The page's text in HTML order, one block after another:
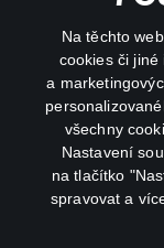
Na těchto
cookies či jiné
a
všechny
Nastavení
na tlačítko
spravovat a
facebook